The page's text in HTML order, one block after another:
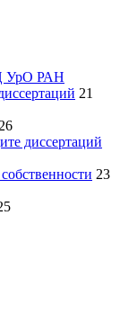
УрО РАН
21
диссертаций
23